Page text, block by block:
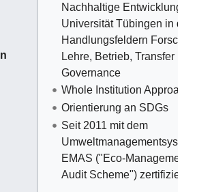
Nachhaltige Entwicklung
Universität Tübingen in den
Handlungsfeldern
Lehre, Betrieb, Transfer und
Governance
Whole Institution Approach
Orientierung an SDGs
Seit 2011 mit dem
Umweltmanagementsystem
EMAS ("Eco-Management
Audit Scheme") zertifiziert